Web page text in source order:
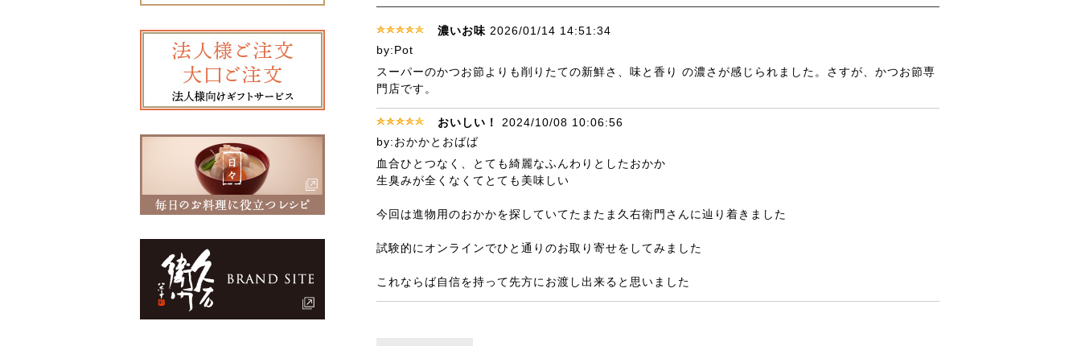
濃いお味 2026/01/14 14:51:34
by:Pot
スーパーのかつお節よりも削りたての新鮮さ、味と香り の濃さが感じられました。さすが、かつお節専
門店です。
おいしい！
2024/10/08 10:06:56
by:おかかとおばば
血合ひとつなく、とても綺麗なふんわりとしたおかか
生臭みが全くなくてとても美味しい
今回は進物用のおかかを探していてたまたま久右衛門さんに辿り着きました
試験的にオンラインでひと通りのお取り寄せをしてみました
これならば自信を持って先方にお渡し出来ると思いました